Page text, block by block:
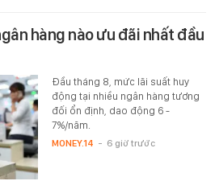
hàng nào ưu đãi nhất đầu
Đầu tháng 8, mức lãi suất huy
động tại nhiều ngân hàng tương
đối ổn định, dao động 6 -
7%/năm.
MONEY.14 - 6 giờ trước